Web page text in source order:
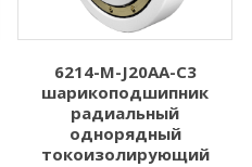
6214-M-J20AA-C3
шарикоподшипник
радиальный
однорядный
токоизолирующий